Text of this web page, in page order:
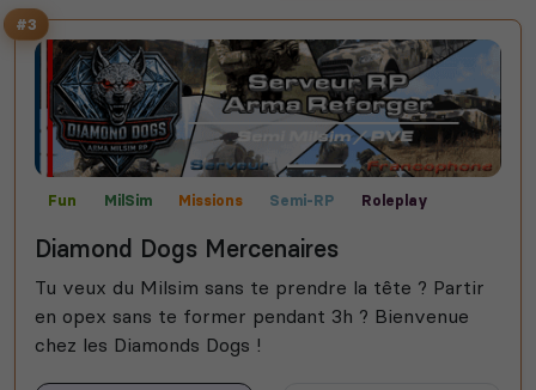
#3
Fun MilSim Missions Semi-RP Roleplay
Diamond Dogs Mercenaires
Tu veux du Milsim sans te prendre la tête ? Partir
en opex sans te former pendant 3h ? Bienvenue
chez les Diamonds Dogs !